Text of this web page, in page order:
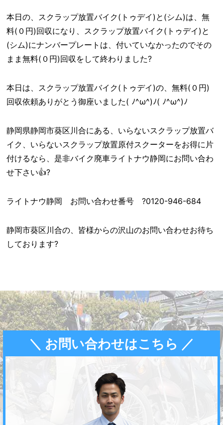
本日の、スクラップ放置バイク(トゥデイ)と(シム)は、無
料(０円)回収になり、スクラップ放置バイク(トゥデイ)と
(シム)にナンバープレートは、付いていなかったのでその
まま無料(０円)回収をして終わりました?
本日は、スクラップ放置バイク(トゥデイ)の、無料(０円)
回収依頼ありがとう御座いました( ﾉ^ω^)ﾉ( ﾉ^ω^)ﾉ
静岡県静岡市葵区川合にある、いらないスクラップ放置バ
イク、いらないスクラップ放置原付スクーターをお得に片
付けるなら、是非バイク廃車ライトナウ静岡にお問い合わ
せ下さい👍?
ライトナウ静岡 お問い合わせ番号 ?0120-946-684
静岡市葵区川合の、皆様からの沢山のお問い合わせお待ち
しております?
＼ お問い合わせはこちら ／